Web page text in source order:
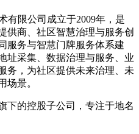
有限公司成立于2009年，是
供商、社区智慧治理与服务创
服务与智慧门牌服务体系建
址采集、数据治理与服务、业
务，为社区提供未来治理、未
场景。
下的控股子公司，专注于地名